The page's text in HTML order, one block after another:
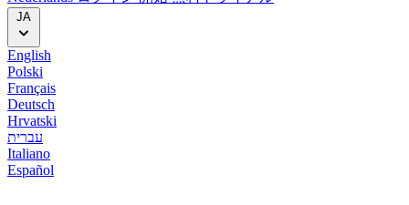
JA
English
Polski
Français
Deutsch
Hrvatski
עברית
Italiano
Español